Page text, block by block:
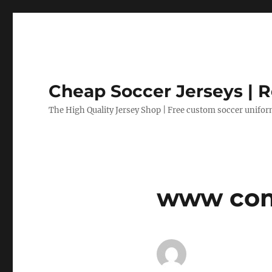
Cheap Soccer Jerseys |
The High Quality Jersey Shop | Free custom soccer
www